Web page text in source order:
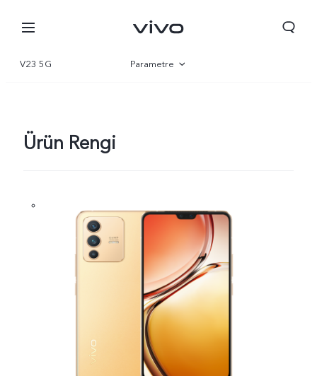
Türkiye | Ülke/bölge seçin
V23 5G Parametre
Ürün Rengi